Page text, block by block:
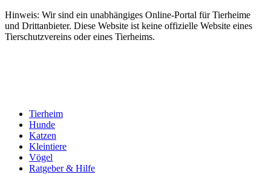
Hinweis: Wir sind ein unabhängiges Online-Portal für Tierheime
und Drittanbieter. Diese Website ist keine offizielle Website eines
Tierschutzvereins oder eines Tierheims.
Tierheim
Hunde
Katzen
Kleintiere
Vögel
Ratgeber & Hilfe